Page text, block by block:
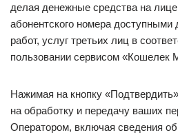
делая денежные средства на
абонентского номера доступными
работ, услуг третьих лиц в
пользовании сервисом «Кошелек
Нажимая на кнопку
на обработку и передачу ваших
Оператором, включая сведения